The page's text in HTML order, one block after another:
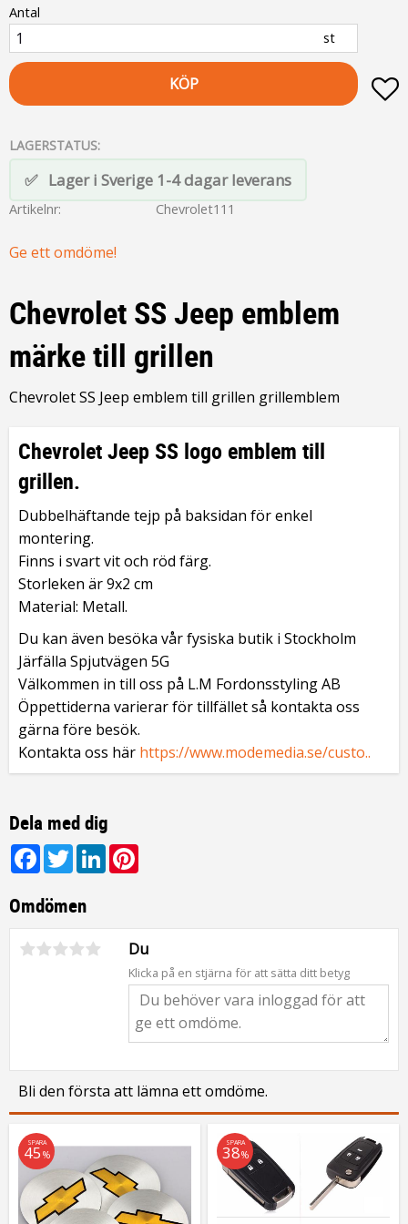
Antal
st
KÖP
LAGERSTATUS
Lager i Sverige 1-4 dagar leverans
Artikelnr Chevrolet111
Ge ett omdöme!
Chevrolet SS Jeep emblem
märke till grillen
Chevrolet SS Jeep emblem till grillen grillemblem
Chevrolet Jeep SS logo emblem till
grillen.
Dubbelhäftande tejp på baksidan för enkel
montering.
Finns i svart vit och röd färg.
Storleken är 9x2 cm
Material: Metall.
Du kan även besöka vår fysiska butik i Stockholm
Järfälla Spjutvägen 5G
Välkommen in till oss på L.M Fordonsstyling AB
Öppettiderna varierar för tillfället så kontakta oss
gärna före besök.
Kontakta oss här https://www.modemedia.se/custo..
Dela med dig
Facebook
TwitterLinkedIn
Omdömen
Du
Klicka på en stjärna för att sätta ditt betyg
Bli den första att lämna ett omdöme.
SPARA
45 %
SPARA
38%